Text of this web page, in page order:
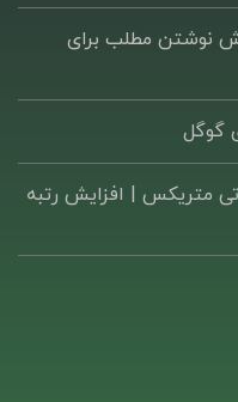
نوشتن مطلب برای
گوگل
متریکس | افزایش رتبه